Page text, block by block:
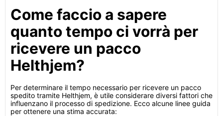
Come faccio a sapere
quanto tempo ci vorrà per
ricevere un pacco
Helthjem?
Per determinare il tempo necessario per ricevere un pacco
spedito tramite Helthjem, è utile considerare diversi fattori che
influenzano il processo di spedizione. Ecco alcune linee guida
per ottenere una stima accurata: